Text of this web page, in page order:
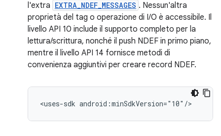
l'extra EXTRA_NDEF_MESSAGES . Nessun'altra
proprietà del tag o operazione di I/O è accessibile. Il
livello API 10 include il supporto completo per la
lettura/scrittura, nonché il push NDEF in primo piano,
mentre il livello API 14 fornisce metodi di
convenienza aggiuntivi per creare record NDEF.
<uses-sdk android:minSdkVersion="10"/>